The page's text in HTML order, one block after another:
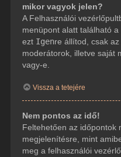
mikor vagyok jelen?
A Felhasználói
menüpont alatt található a
ezt Igenre állítod, csak
moderátorok, illetve saját
vagy-e.
Vissza a tetejére
Nem pontos az idő!
Feltehetően az időpontok
megjelenítésre, mint
meg a felhasználói